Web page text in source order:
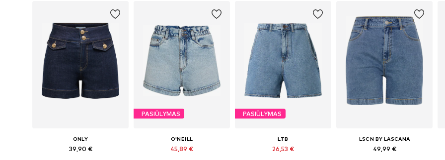
ONLY
39,90 €
PASIŪLYMAS
O'NEILL
45,89 €
PASIŪLYMAS
LTB
26,53 €
LSCN BY LASCANA
49,99 €